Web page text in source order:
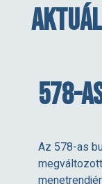
578-
Az 578-as